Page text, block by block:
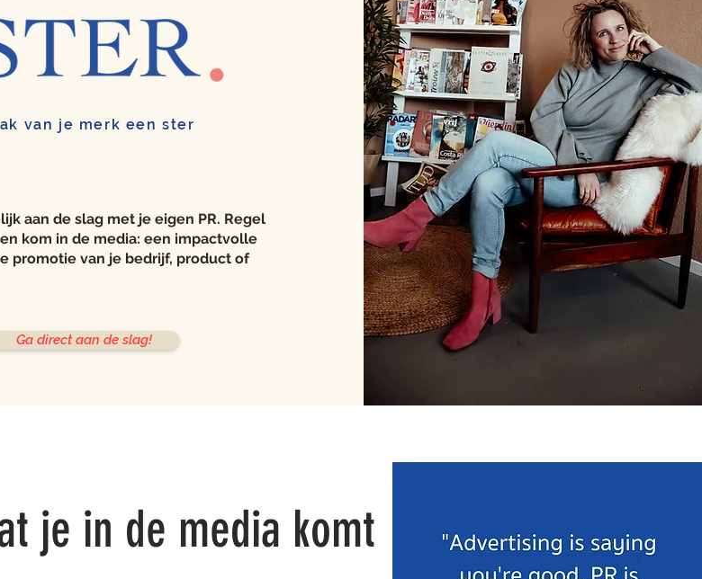
van je merk een ster
aan de slag met je eigen PR. Regel
kom in de media: een impactvolle
promotie van je bedrijf, product of
Ga direct aan de slag!
je in de media komt